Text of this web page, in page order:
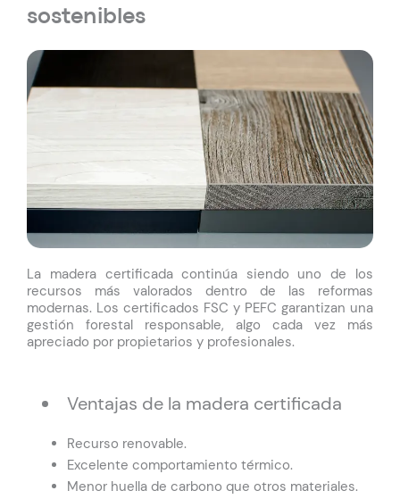
sostenibles
La madera certificada continúa siendo uno de los
recursos más valorados dentro de las reformas
modernas. Los certificados FSC y PEFC garantizan una
gestión forestal responsable, algo cada vez más
apreciado por propietarios y profesionales.
Ventajas de la madera certificada
Recurso renovable.
Excelente comportamiento térmico.
Menor huella de carbono que otros materiales.